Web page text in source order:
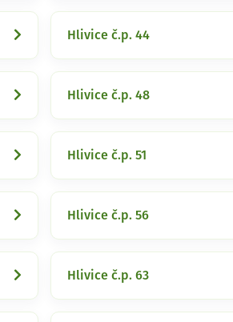
Hlivice č.p. 44
Hlivice č.p. 48
Hlivice č.p. 51
Hlivice č.p. 56
Hlivice č.p. 63